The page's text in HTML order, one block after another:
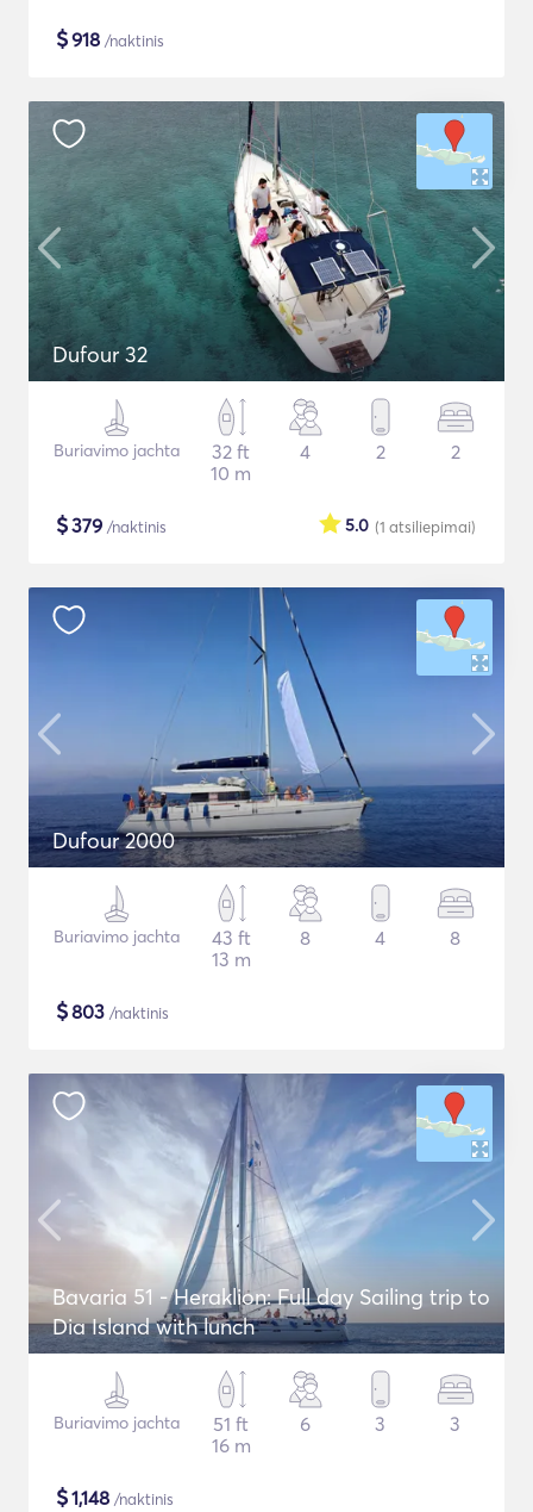
$918 /naktinis
Dufour 32
Buriavimo jachta
32 ft
10 m
4 2 2
$379 /naktinis (1 atsiliepimai)
5.0
Dufour 2000
Buriavimo jachta
43 ft
13 m
8 4 8
$803 /naktinis
Bavaria 51 - Heraklion: Full day Sailing trip to
Dia Island with lunch
Buriavimo jachta
51 ft
16 m
6 3 3
$1,148 /naktinis